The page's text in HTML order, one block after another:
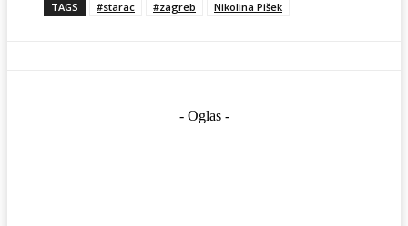
TAGS #starac #zagreb Nikolina Pišek
- Oglas -